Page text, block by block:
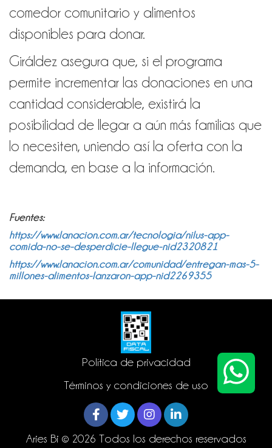
comedor comunitario y alimentos
disponibles para donar.
Giráldez asegura que, si el programa
permite incrementar las donaciones en una
cantidad considerable, existirá la
posibilidad de llegar a aún más familias que
lo necesiten, uniendo así la oferta con la
demanda, en base a la información.
Fuentes:
https://www.lanacion.com.ar/tecnologia/nilus-app-
comida-no-se-desperdicie-llegue-nid2320821
https://www.lanacion.com.ar/comunidad/entregan-mas-5-
millones-alimentos-lanzaron-app-nid2269355
Política de privacidad
Términos y condiciones de uso
Aries Bi © 2026 Todos los derechos reservados